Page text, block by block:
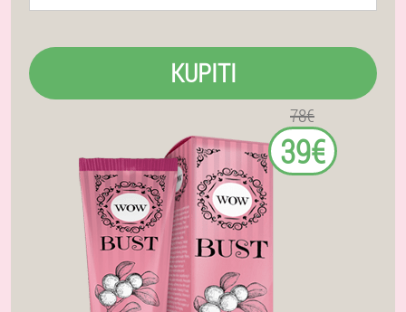
KUPITI
78€
39€